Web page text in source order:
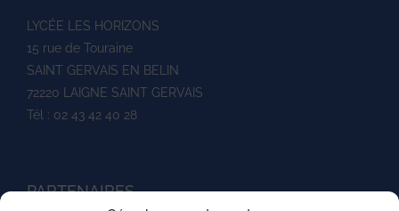
LYCÉE LES HORIZONS
15 rue de Touraine
SAINT GERVAIS EN BELIN
72220 LAIGNE SAINT GERVAIS
Tél : 02 43 42 40 28
PARTENAIRES